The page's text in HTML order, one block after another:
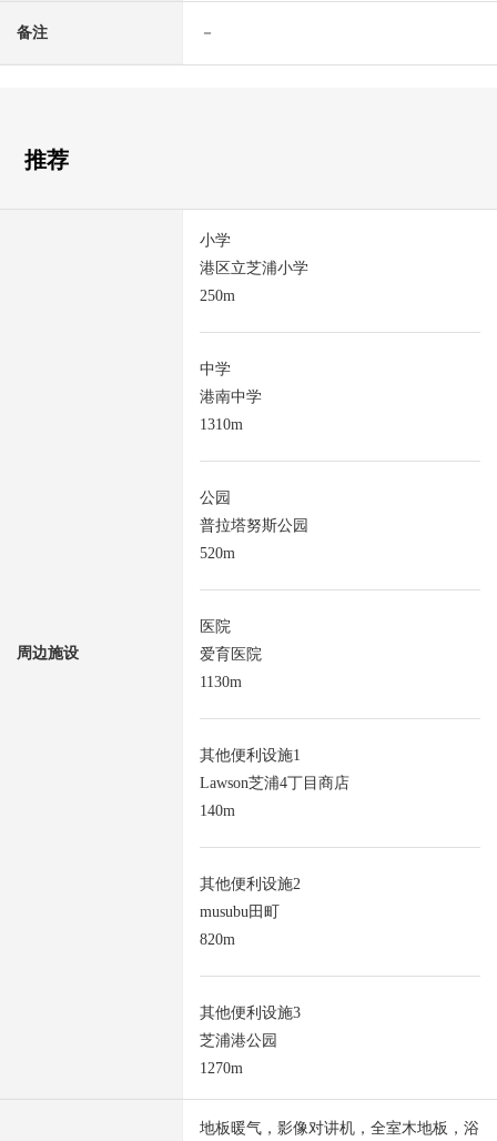
备注 －
推荐
周边施设
小学
港区立芝浦小学
250m
中学
港南中学
1310m
公园
普拉塔努斯公园
520m
医院
爱育医院
1130m
其他便利设施1
Lawson芝浦4丁目商店
140m
其他便利设施2
musubu田町
820m
其他便利设施3
芝浦港公园
1270m
地板暖气，影像对讲机，全室木地板，浴